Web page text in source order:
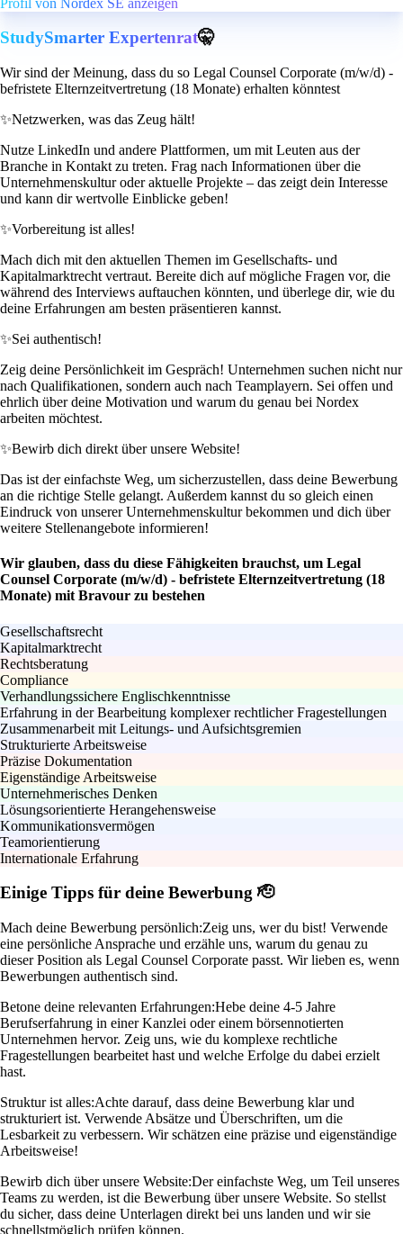
StudySmarter Expertenrat🤫
Wir sind der Meinung, dass du so Legal Counsel Corporate (m/w/d) -
befristete Elternzeitvertretung (18 Monate) erhalten könntest
✨Netzwerken, was das Zeug hält!
Nutze LinkedIn und andere Plattformen, um mit Leuten aus der
Branche in Kontakt zu treten. Frag nach Informationen über die
Unternehmenskultur oder aktuelle Projekte – das zeigt dein Interesse
und kann dir wertvolle Einblicke geben!
✨Vorbereitung ist alles!
Mach dich mit den aktuellen Themen im Gesellschafts- und
Kapitalmarktrecht vertraut. Bereite dich auf mögliche Fragen vor, die
während des Interviews auftauchen könnten, und überlege dir, wie du
deine Erfahrungen am besten präsentieren kannst.
✨Sei authentisch!
Zeig deine Persönlichkeit im Gespräch! Unternehmen suchen nicht nur
nach Qualifikationen, sondern auch nach Teamplayern. Sei offen und
ehrlich über deine Motivation und warum du genau bei Nordex
arbeiten möchtest.
✨Bewirb dich direkt über unsere Website!
Das ist der einfachste Weg, um sicherzustellen, dass deine Bewerbung
an die richtige Stelle gelangt. Außerdem kannst du so gleich einen
Eindruck von unserer Unternehmenskultur bekommen und dich über
weitere Stellenangebote informieren!
Wir glauben, dass du diese Fähigkeiten brauchst, um Legal
Counsel Corporate (m/w/d) - befristete Elternzeitvertretung (18
Monate) mit Bravour zu bestehen
Gesellschaftsrecht
Kapitalmarktrecht
Rechtsberatung
Compliance
Verhandlungssichere Englischkenntnisse
Erfahrung in der Bearbeitung komplexer rechtlicher Fragestellungen
Zusammenarbeit mit Leitungs- und Aufsichtsgremien
Strukturierte Arbeitsweise
Präzise Dokumentation
Eigenständige Arbeitsweise
Unternehmerisches Denken
Lösungsorientierte Herangehensweise
Kommunikationsvermögen
Teamorientierung
Internationale Erfahrung
Einige Tipps für deine Bewerbung 🫡
Mach deine Bewerbung persönlich:Zeig uns, wer du bist! Verwende
eine persönliche Ansprache und erzähle uns, warum du genau zu
dieser Position als Legal Counsel Corporate passt. Wir lieben es, wenn
Bewerbungen authentisch sind.
Betone deine relevanten Erfahrungen:Hebe deine 4-5 Jahre
Berufserfahrung in einer Kanzlei oder einem börsennotierten
Unternehmen hervor. Zeig uns, wie du komplexe rechtliche
Fragestellungen bearbeitet hast und welche Erfolge du dabei erzielt
hast.
Struktur ist alles:Achte darauf, dass deine Bewerbung klar und
strukturiert ist. Verwende Absätze und Überschriften, um die
Lesbarkeit zu verbessern. Wir schätzen eine präzise und eigenständige
Arbeitsweise!
Bewirb dich über unsere Website:Der einfachste Weg, um Teil unseres
Teams zu werden, ist die Bewerbung über unsere Website. So stellst
du sicher, dass deine Unterlagen direkt bei uns landen und wir sie
schnellstmöglich prüfen können.